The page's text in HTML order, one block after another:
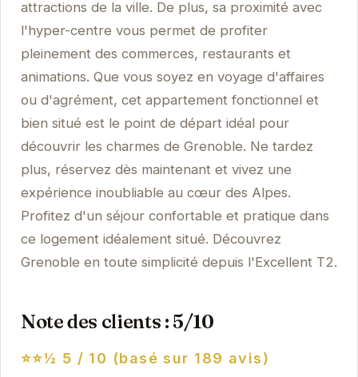
attractions de la ville. De plus, sa proximité avec
l'hyper-centre vous permet de profiter
pleinement des commerces, restaurants et
animations. Que vous soyez en voyage d'affaires
ou d'agrément, cet appartement fonctionnel et
bien situé est le point de départ idéal pour
découvrir les charmes de Grenoble. Ne tardez
plus, réservez dès maintenant et vivez une
expérience inoubliable au cœur des Alpes.
Profitez d'un séjour confortable et pratique dans
ce logement idéalement situé. Découvrez
Grenoble en toute simplicité depuis l'Excellent T2.
Note des clients : 5/10
⭐⭐½ 5 / 10 (basé sur 189 avis)